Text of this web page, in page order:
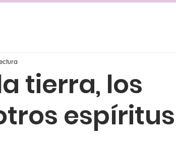
tierra, los
espíritus